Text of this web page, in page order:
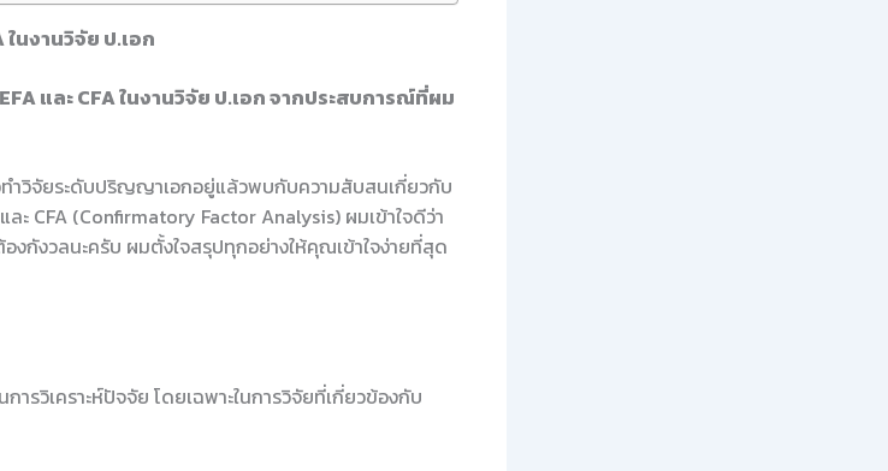
ในงานวิจัย ป.เอก
และ CFA ในงานวิจัย ป.เอก จากประสบการณ์ที่ผม
วิจัยระดับปริญญาเอกอยู่แล้วพบกับความสับสนเกี่ยวกับ
ะ CFA (Confirmatory Factor Analysis) ผมเข้าใจดีว่า
กังวลนะครับ ผมตั้งใจสรุปทุกอย่างให้คุณเข้าใจง่ายที่สุด
ารวิเคราะห์ปัจจัย โดยเฉพาะในการวิจัยที่เกี่ยวข้องกับ